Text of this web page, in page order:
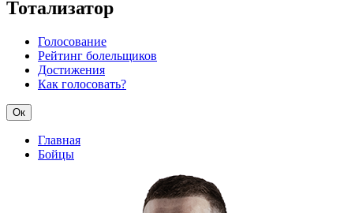
Тотализатор
Голосование
Рейтинг болельщиков
Достижения
Как голосовать?
Ок
Главная
Бойцы